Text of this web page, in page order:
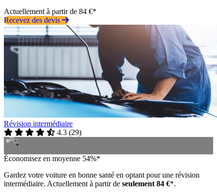
Actuellement à partir de 84 €*
Recevez des devis
Révision intermédiaire
4.3 (29)
Économisez en moyenne 54%*
Gardez votre voiture en bonne santé en optant pour une révision
intermédiaire. Actuellement à partir de seulement 84 €*.